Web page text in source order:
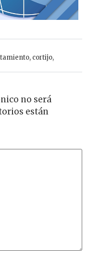
, cortijo,
no será
están